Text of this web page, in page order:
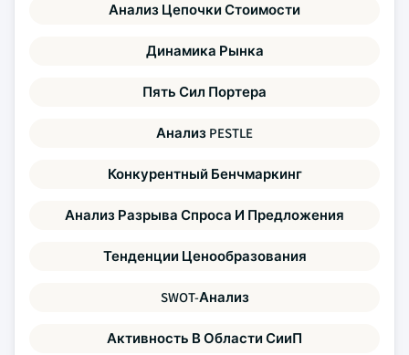
Анализ Цепочки Стоимости
Динамика Рынка
Пять Сил Портера
Анализ PESTLE
Конкурентный Бенчмаркинг
Анализ Разрыва Спроса И Предложения
Тенденции Ценообразования
SWOT-Анализ
Активность В Области СииП